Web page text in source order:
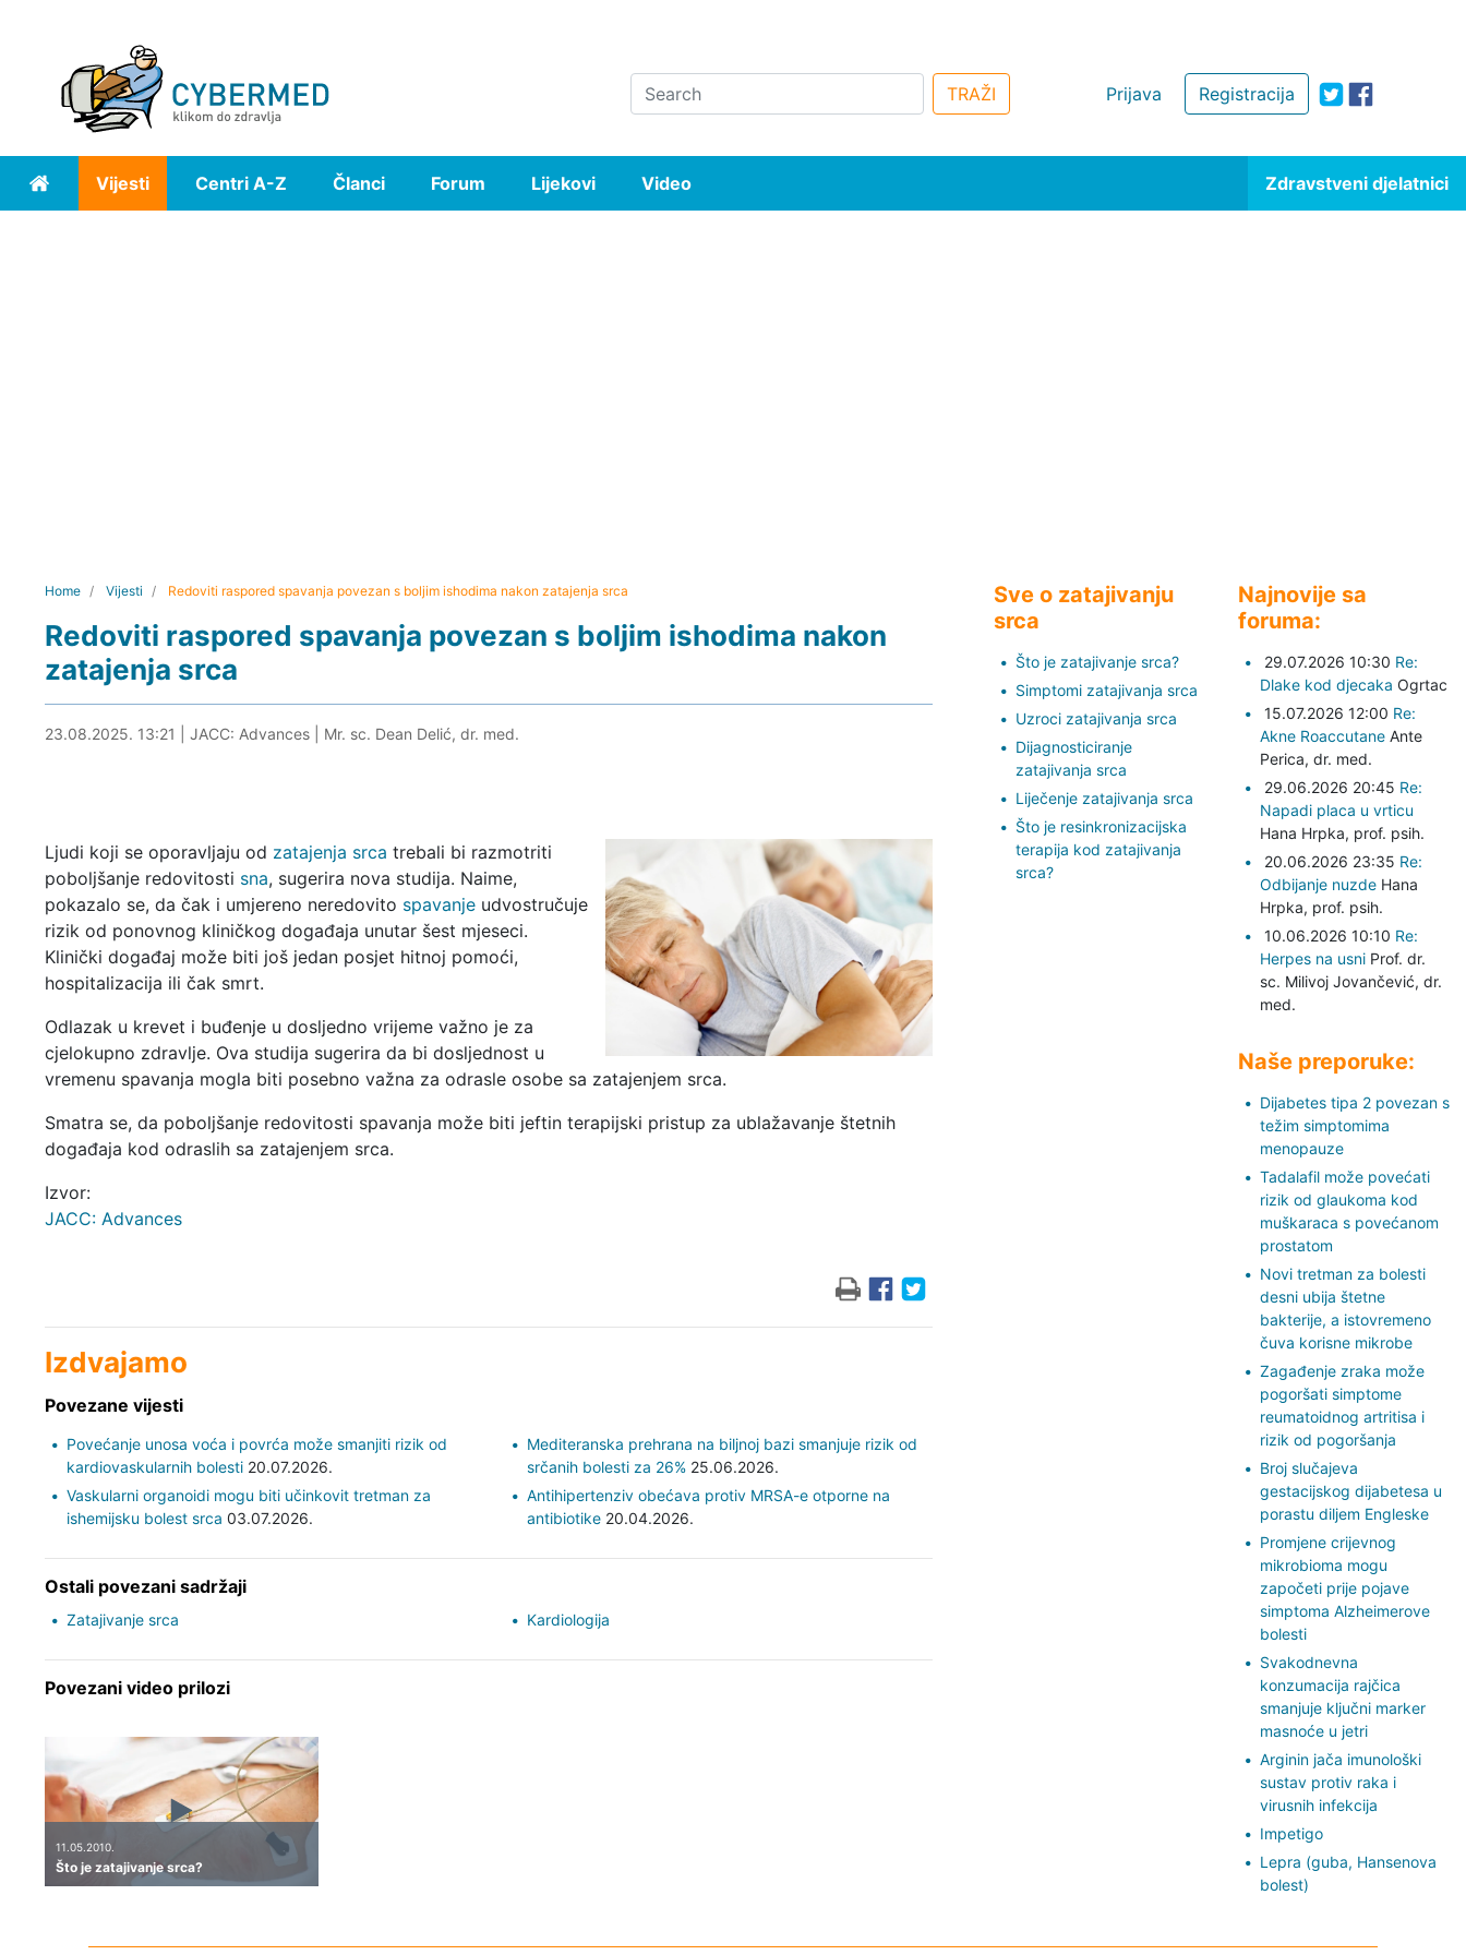
Registracija
Prijava
Search TRAŽI
Home Vijesti Centri A-Z Članci Forum Lijekovi Video Zdravstveni djelatnici
Home Vijesti Redoviti raspored spavanja povezan s boljim ishodima nakon zatajenja srca
Redoviti raspored spavanja povezan s boljim ishodima nakon
zatajenja srca
23.08.2025. 13:32
23.08.2025. 13:21 JACC: Advances| Mr. sc. Dean Delić, dr. med.
Ljudi koji se oporavljaju od zatajenja srca trebali bi razmotriti
poboljšanje redovitosti sna, sugerira nova studija. Naime,
pokazalo se, da čak i umjereno neredovito spavanjeudvostručuje
rizik od ponovnog kliničkog događaja unutar šest mjeseci.
Klinički događaj može biti još jedan posjet hitnoj pomoći,
hospitalizacija ili čak smrt.
Odlazak u krevet i buđenje u dosljedno vrijeme važno je za
cjelokupno zdravlje. Ova studija sugerira da bi dosljednost u
vremenu spavanja mogla biti posebno važna za odrasle osobe sa zatajenjem srca.
Smatra se, da poboljšanje redovitosti spavanja može biti jeftin terapijski pristup za ublažavanje štetnih
događaja kod odraslih sa zatajenjem srca.
Izvor:
JACC: Advances
Izdvajamo
Povezane vijesti
Povećanje unosa voća i povrća može smanjiti rizik od
kardiovaskularnih bolesti20.07.2026.
Vaskularni organoidi mogu biti učinkovit tretman za
ishemijsku bolest srca 03.07.2026.
Mediteranska prehrana na biljnoj bazi smanjuje rizik od
srčanih bolesti za 26% 25.06.2026.
Antihipertenziv obećava protiv MRSA-e otporne na
antibiotike 20.04.2026.
Ostali povezani sadržaji
Zatajivanje srca Kardiologija
Povezani video prilozi
11.05.2010.
Što je zatajivanje srca?
Sve o zatajivanju
srca
Što je zatajivanje srca?
Simptomi zatajivanja srca
Uzroci zatajivanja srca
Dijagnosticiranje
zatajivanja srca
Liječenje zatajivanja srca
Što je resinkronizacijska
terapija kod zatajivanja
srca?
Najnovije sa
foruma:
29.07.2026 10:30 Re:
Dlake kod djecaka Ogrtac
15.07.2026 12:00 Re:
Akne Roaccutane Ante
Perica, dr. med.
29.06.2026 20:45 Re:
Napadi placa u vrticu
Hana Hrpka, prof. psih.
20.06.2026 23:35 Re:
Odbijanje nuzde Hana
Hrpka, prof. psih.
10.06.2026 10:10 Re:
Herpes na usni Prof. dr.
sc. Milivoj Jovančević, dr.
med.
Naše preporuke:
Dijabetes tipa 2 povezan s
težim simptomima
menopauze
Tadalafil može povećati
rizik od glaukoma kod
muškaraca s povećanom
prostatom
Novi tretman za bolesti
desni ubija štetne
bakterije, a istovremeno
čuva korisne mikrobe
Zagađenje zraka može
pogoršati simptome
reumatoidnog artritisa i
rizik od pogoršanja
Broj slučajeva
gestacijskog dijabetesa u
porastu diljem Engleske
Promjene crijevnog
mikrobioma mogu
započeti prije pojave
simptoma Alzheimerove
bolesti
Svakodnevna
konzumacija rajčica
smanjuje ključni marker
masnoće u jetri
Arginin jača imunološki
sustav protiv raka i
virusnih infekcija
Impetigo
Lepra (guba, Hansenova
bolest)